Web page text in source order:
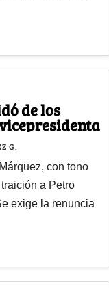
de los
G.
con tono
a Petro
exige la renuncia